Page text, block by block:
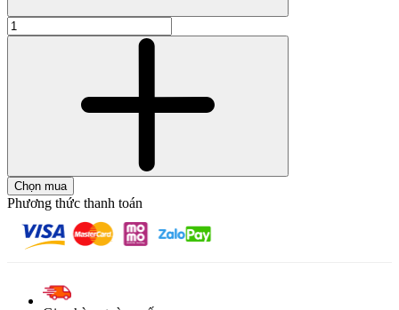
Chọn mua
Phương thức thanh toán